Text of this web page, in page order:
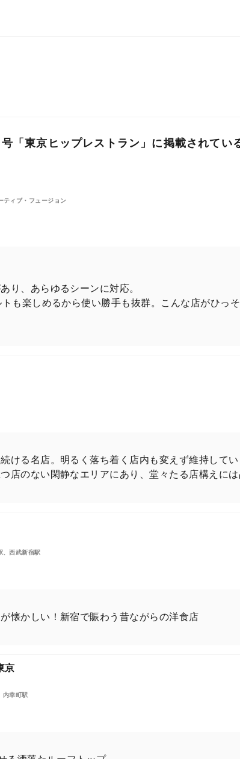
「東京ヒップレストラン」に掲載されてい
ティブ・フュージョン
り、あらゆるシーンに対応。
も楽しめるから使い勝手も抜群。こんな店がひっ
ける名店。明るく落ち着く店内も変えず維持して
店のない閑静なエリアにあり、堂々たる店構えに
、西武新宿駅
懐かしい！新宿で賑わう昔ながらの洋食店
京
内幸町駅